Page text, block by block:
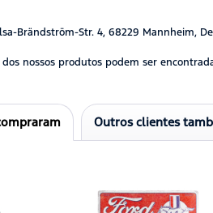
Brändström-Str. 4, 68229 Mannheim,
nossos produtos podem ser
Outros clientes